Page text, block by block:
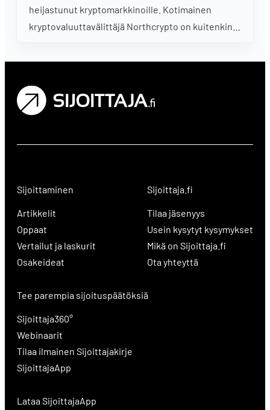
heijastunut kryptomarkkinoille. Kotimainen
kryptovaluuttavälittäjä Northcrypto on kuitenkin
Sijoittaminen
Artikkelit
Oppaat
Vertailut ja laskurit
Osakeideat
Sijoittaja.fi
Tilaa jäsenyys
Usein kysytyt kysymykset
Mikä on Sijoittaja.fi
Ota yhteyttä
Tee parempia sijoituspäätöksiä
Sijoittaja360°
Webinaarit
Tilaa ilmainen Sijoittajakirje
SijoittajaApp
Lataa SijoittajaApp